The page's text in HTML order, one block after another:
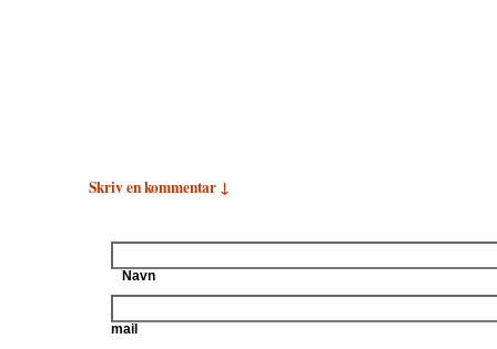
Skriv en kommentar ↓
Navn
mail